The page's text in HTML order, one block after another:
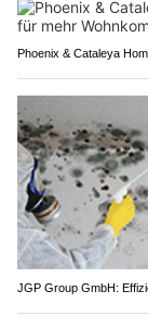
Phoenix & Cataleya
JGP Group GmbH: